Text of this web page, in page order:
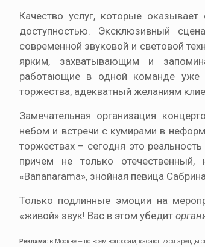
Качество услуг, которые
доступностью. Эксклюзивный
современной звуковой и световой
ярким, захватывающим и
работающие в одной команде уже
торжества, адекватный желаниям
Замечательная организация
небом и встречи с кумирами в
торжествах – сегодня это
причем не только
«Bananarama», знойная певица
Только подлинные эмоции на
«живой» звук! Вас в этом убедит
Реклама: в Москве — по всем вопросам, касающихся аренды